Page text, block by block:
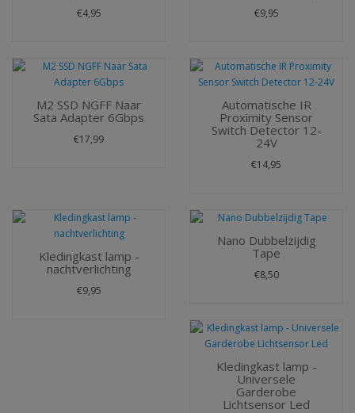
€4,95 €9,95
M2 SSD NGFF Naar
Sata Adapter 6Gbps
€17,99
Automatische IR
Proximity Sensor
Switch Detector 12-
24V
€14,95
Kledingkast lamp -
nachtverlichting
€9,95
Nano Dubbelzijdig
Tape
€8,50
Kledingkast lamp -
Universele
Garderobe
Lichtsensor Led